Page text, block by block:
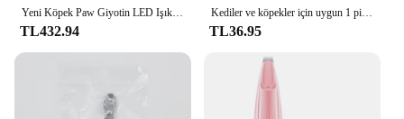
Yeni Köpek Paw Giyotin LED Işık ile Tamamen Su Geçirmez Pet Saç Düzeltici LED Ekran ile Köpek Makası Bakım için 18mm Genişletmek Bıçak
TL432.94
Kediler ve köpekler için uygun 1 pil olmayan pet tıraş makinesi elektrikli kesme makinesi. Ayak saç, kalça saç, gözler hai tıraş etmek için kullanılabilir
TL36.95